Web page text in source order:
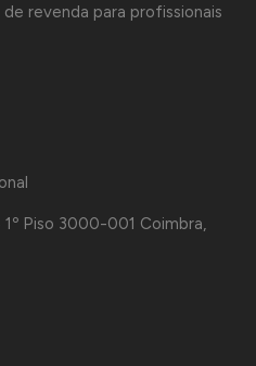
revenda para profissionais
Piso 3000-001 Coimbra,